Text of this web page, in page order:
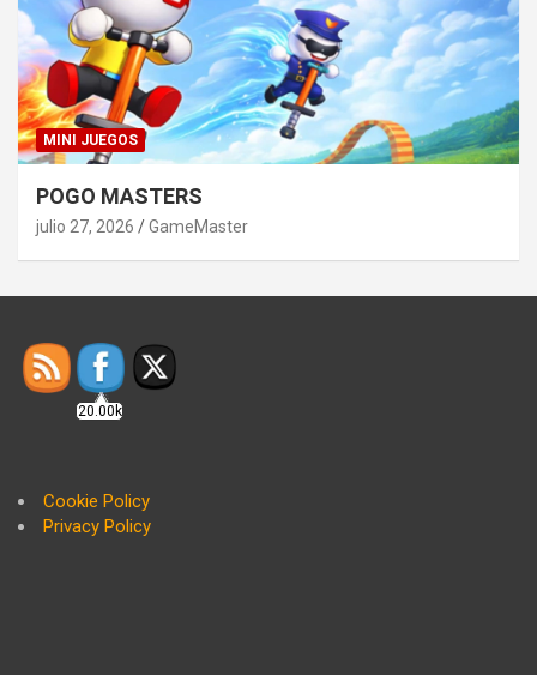
MINI JUEGOS
POGO MASTERS
julio 27, 2026 GameMaster
20.00k
Cookie Policy
Privacy Policy